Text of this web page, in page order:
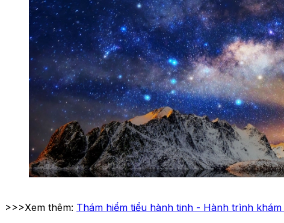
>>>Xem thêm: Thám hiểm tiểu hành tinh - Hành trình